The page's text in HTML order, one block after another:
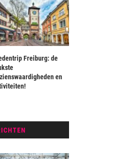
Freiburg: de
en